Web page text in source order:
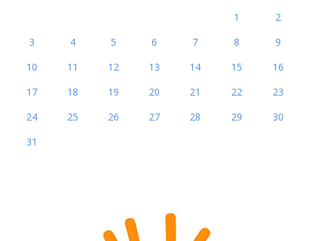
1
2
3
4 5 6 7 8
9
10
11 12 13 14 15
16
17
18 19 20 21 22
23
24
25 26 27 28 29
30
31